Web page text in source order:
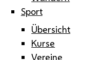
Sport
Übersicht
Kurse
Vereine